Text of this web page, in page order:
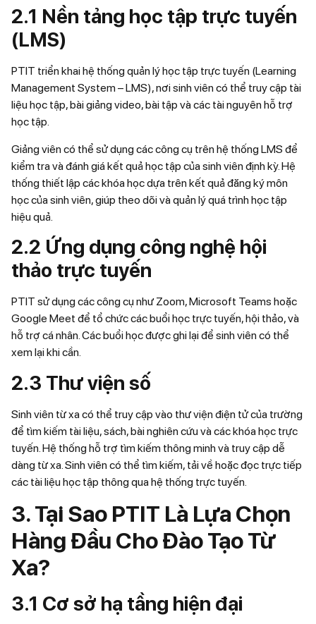
2.1 Nền tảng học tập trực tuyến
(LMS)
PTIT triển khai hệ thống quản lý học tập trực tuyến (Learning
Management System – LMS), nơi sinh viên có thể truy cập tài
liệu học tập, bài giảng video, bài tập và các tài nguyên hỗ trợ
học tập.
Giảng viên có thể sử dụng các công cụ trên hệ thống LMS để
kiểm tra và đánh giá kết quả học tập của sinh viên định kỳ. Hệ
thống thiết lập các khóa học dựa trên kết quả đăng ký môn
học của sinh viên, giúp theo dõi và quản lý quá trình học tập
hiệu quả.
2.2 Ứng dụng công nghệ hội
thảo trực tuyến
PTIT sử dụng các công cụ như Zoom, Microsoft Teams hoặc
Google Meet để tổ chức các buổi học trực tuyến, hội thảo, và
hỗ trợ cá nhân. Các buổi học được ghi lại để sinh viên có thể
xem lại khi cần.
2.3 Thư viện số
Sinh viên từ xa có thể truy cập vào thư viện điện tử của trường
để tìm kiếm tài liệu, sách, bài nghiên cứu và các khóa học trực
tuyến. Hệ thống hỗ trợ tìm kiếm thông minh và truy cập dễ
dàng từ xa. Sinh viên có thể tìm kiếm, tải về hoặc đọc trực tiếp
các tài liệu học tập thông qua hệ thống trực tuyến.
3. Tại Sao PTIT Là Lựa Chọn
Hàng Đầu Cho Đào Tạo Từ
Xa?
3.1 Cơ sở hạ tầng hiện đại